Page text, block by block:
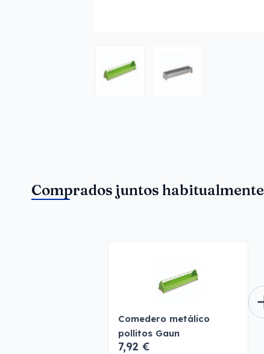
Comprados juntos habitualmente
Comedero metálico
pollitos Gaun
7,92 €